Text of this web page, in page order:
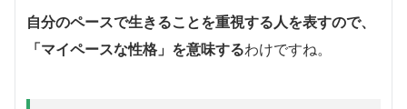
自分のペースで生きることを重視する人を表すので、
「マイペースな性格」を意味するわけですね。